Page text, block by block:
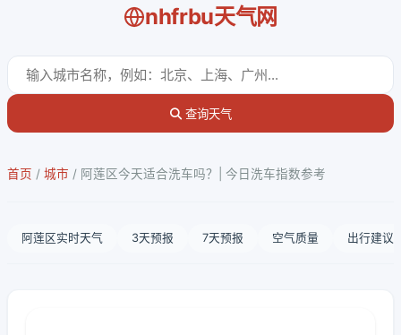
nhfrbu天气网
查询天气
首页 / 城市 / 阿莲区今天适合洗车吗？| 今日洗车指数参考
阿莲区实时天气 3天预报 7天预报 空气质量 出行建议